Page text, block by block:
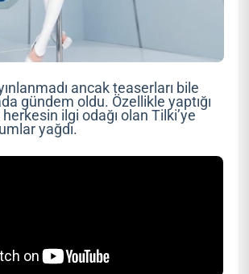
ancak teaserları bile
gündem oldu. Özellikle yaptığı
ilgi odağı olan Tilki’ye
yağdı.